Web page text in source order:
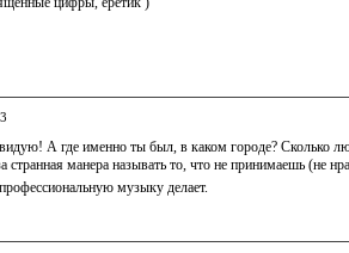
А где именно ты был, в каком городе? Сколько
странная манера называть то, что не принимаешь (не
музыку делает.